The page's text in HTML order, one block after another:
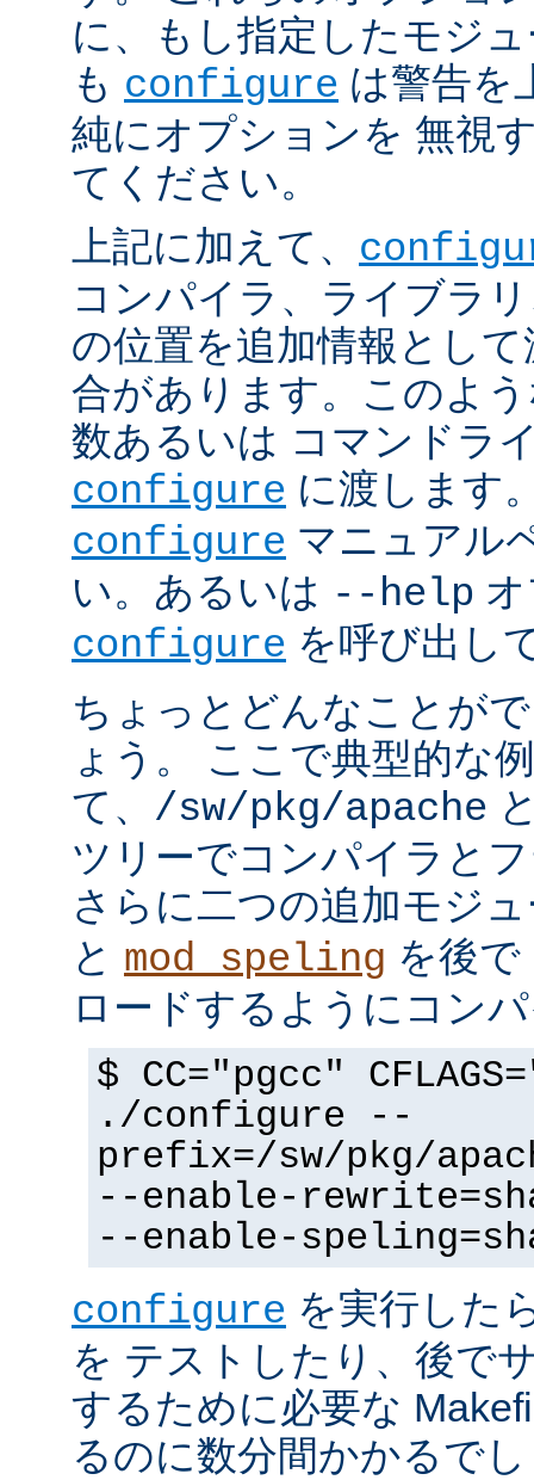
に、もし指定したモジ
も configure は警告を
純にオプションを 無視
てください。
上記に加えて、
コンパイラ、ライブラ
の位置を追加情報とし
合があります。このよ
数あるいは コマンドラ
configure に渡します
configure マニュアル
い。あるいは --help
configure を呼び出し
ちょっとどんなことが
ょう。 ここで典型的な
て、 /sw/pkg/apache
ツリーでコンパイラと
さらに二つの追加モジ
と mod_speling を後
ロードするようにコン
$ CC="pgcc"
./configure --
prefix=/sw/pkg/
--enable-
--enable-
configure を実行した
を テストしたり、後で
するために必要な
るのに数分間かかるで